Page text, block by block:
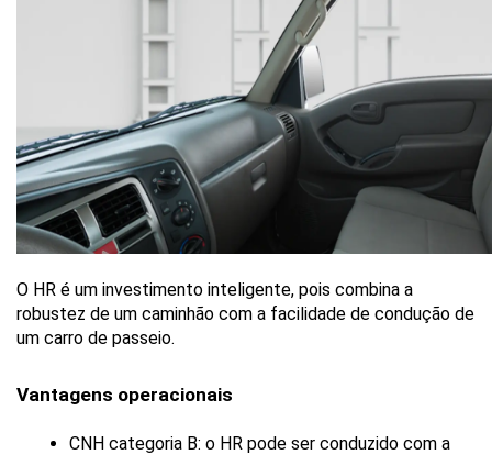
O HR é um investimento inteligente, pois combina a
robustez de um caminhão com a facilidade de condução de
um carro de passeio.
Vantagens operacionais
CNH categoria B: o HR pode ser conduzido com a